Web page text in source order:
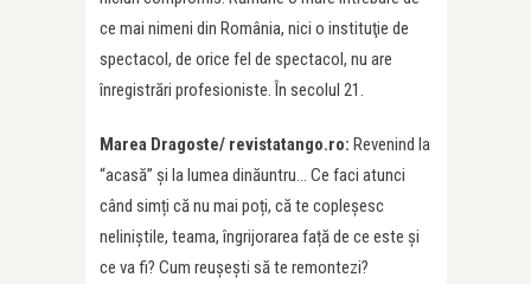
ce mai nimeni din România, nici o instituţie de
spectacol, de orice fel de spectacol, nu are
înregistrări profesioniste. În secolul 21.
Marea Dragoste/ revistatango.ro: Revenind la
“acasă” și la lumea dinăuntru… Ce faci atunci
când simți că nu mai poți, că te copleșesc
neliniștile, teama, îngrijorarea față de ce este și
ce va fi? Cum reușești să te remontezi?